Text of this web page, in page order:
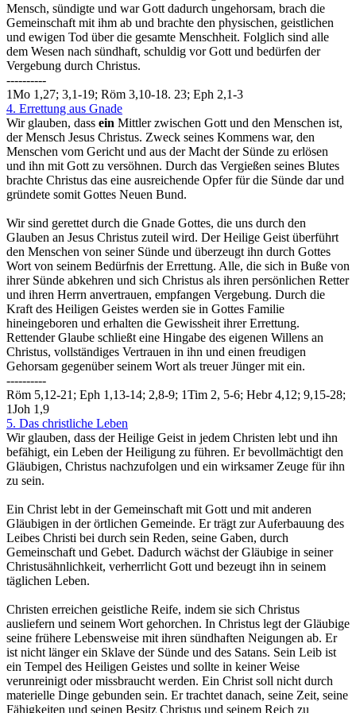
Mensch, sündigte und war Gott dadurch ungehorsam, brach die
Gemeinschaft mit ihm ab und brachte den physischen, geistlichen
und ewigen Tod über die gesamte Menschheit. Folglich sind alle
dem Wesen nach sündhaft, schuldig vor Gott und bedürfen der
Vergebung durch Christus.
----------
1Mo 1,27; 3,1-19; Röm 3,10-18. 23; Eph 2,1-3
4. Errettung aus Gnade
Wir glauben, dass ein Mittler zwischen Gott und den Menschen ist,
der Mensch Jesus Christus. Zweck seines Kommens war, den
Menschen vom Gericht und aus der Macht der Sünde zu erlösen
und ihn mit Gott zu versöhnen. Durch das Vergießen seines Blutes
brachte Christus das eine ausreichende Opfer für die Sünde dar und
gründete somit Gottes Neuen Bund.
Wir sind gerettet durch die Gnade Gottes, die uns durch den
Glauben an Jesus Christus zuteil wird. Der Heilige Geist überführt
den Menschen von seiner Sünde und überzeugt ihn durch Gottes
Wort von seinem Bedürfnis der Errettung. Alle, die sich in Buße von
ihrer Sünde abkehren und sich Christus als ihren persönlichen Retter
und ihren Herrn anvertrauen, empfangen Vergebung. Durch die
Kraft des Heiligen Geistes werden sie in Gottes Familie
hineingeboren und erhalten die Gewissheit ihrer Errettung.
Rettender Glaube schließt eine Hingabe des eigenen Willens an
Christus, vollständiges Vertrauen in ihn und einen freudigen
Gehorsam gegenüber seinem Wort als treuer Jünger mit ein.
----------
Röm 5,12-21; Eph 1,13-14; 2,8-9; 1Tim 2, 5-6; Hebr 4,12; 9,15-28;
1Joh 1,9
5. Das christliche Leben
Wir glauben, dass der Heilige Geist in jedem Christen lebt und ihn
befähigt, ein Leben der Heiligung zu führen. Er bevollmächtigt den
Gläubigen, Christus nachzufolgen und ein wirksamer Zeuge für ihn
zu sein.
Ein Christ lebt in der Gemeinschaft mit Gott und mit anderen
Gläubigen in der örtlichen Gemeinde. Er trägt zur Auferbauung des
Leibes Christi bei durch sein Reden, seine Gaben, durch
Gemeinschaft und Gebet. Dadurch wächst der Gläubige in seiner
Christusähnlichkeit, verherrlicht Gott und bezeugt ihn in seinem
täglichen Leben.
Christen erreichen geistliche Reife, indem sie sich Christus
ausliefern und seinem Wort gehorchen. In Christus legt der Gläubige
seine frühere Lebensweise mit ihren sündhaften Neigungen ab. Er
ist nicht länger ein Sklave der Sünde und des Satans. Sein Leib ist
ein Tempel des Heiligen Geistes und sollte in keiner Weise
verunreinigt oder missbraucht werden. Ein Christ soll nicht durch
materielle Dinge gebunden sein. Er trachtet danach, seine Zeit, seine
Fähigkeiten und seinen Besitz Christus und seinem Reich zu